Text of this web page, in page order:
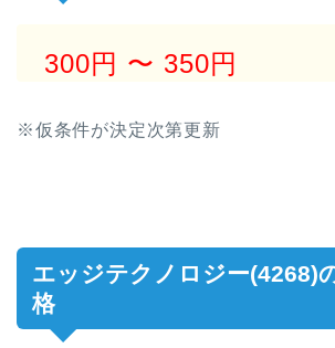
300円 〜 350円
※仮条件が決定次第更新
エッジテクノロジー(4268)
格